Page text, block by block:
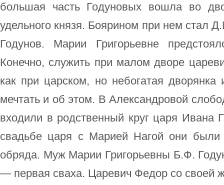
большая часть Годуновых вошла во
удельного князя. Боярином при нем стал
Годунов. Марии Григорьевне
Конечно, служить при малом дворе
как при царском, но небогатая
мечтать и об этом. В Александровой
входили в родственный круг царя Ивана
свадьбе царя с Марией Нагой они были
обряда. Муж Марии Григорьевны Б.Ф.
— первая сваха. Царевич Федор со